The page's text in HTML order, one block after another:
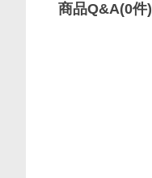
商品Q&A(0件)